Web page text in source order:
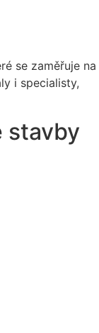
se zaměřuje na
i specialisty,
stavby